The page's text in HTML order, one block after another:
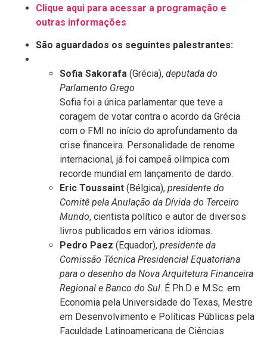
Clique aqui para acessar a programação e
outras informações
São aguardados os seguintes palestrantes:
Sofia Sakorafa (Grécia), deputada do
Parlamento Grego
Sofia foi a única parlamentar que teve a
coragem de votar contra o acordo da Grécia
com o FMI no início do aprofundamento da
crise financeira. Personalidade de renome
internacional, já foi campeã olímpica com
recorde mundial em lançamento de dardo.
Eric Toussaint (Bélgica), presidente do
Comitê pela Anulação da Dívida do Terceiro
Mundo, cientista político e autor de diversos
livros publicados em vários idiomas.
Pedro Paez (Equador), presidente da
Comissão Técnica Presidencial Equatoriana
para o desenho da Nova Arquitetura Financeira
Regional e Banco do Sul. É Ph.D e M.Sc. em
Economia pela Universidade do Texas, Mestre
em Desenvolvimento e Políticas Públicas pela
Faculdade Latinoamericana de Ciências